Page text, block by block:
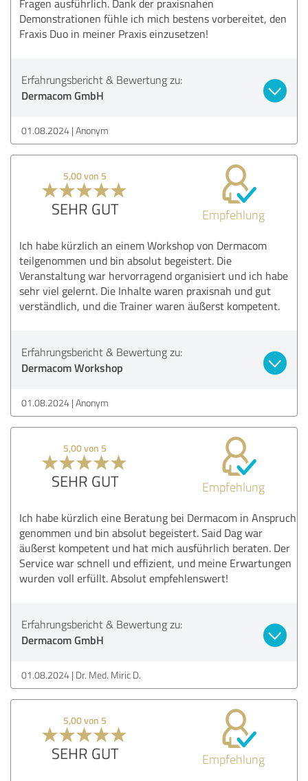
Fragen ausführlich. Dank der praxisnahen
Demonstrationen fühle ich mich bestens vorbereitet, den
Fraxis Duo in meiner Praxis einzusetzen!
Erfahrungsbericht & Bewertung zu:
Dermacom GmbH
01.08.2024 Anonym
5,00 von 5
SEHR GUT Empfehlung
Ich habe kürzlich an einem Workshop von Dermacom
teilgenommen und bin absolut begeistert. Die
Veranstaltung war hervorragend organisiert und ich habe
sehr viel gelernt. Die Inhalte waren praxisnah und gut
verständlich, und die Trainer waren äußerst kompetent.
Erfahrungsbericht & Bewertung zu:
Dermacom Workshop
01.08.2024 Anonym
5,00 von 5
SEHR GUT Empfehlung
Ich habe kürzlich eine Beratung bei Dermacom in Anspruch
genommen und bin absolut begeistert. Said Dag war
äußerst kompetent und hat mich ausführlich beraten. Der
Service war schnell und effizient, und meine Erwartungen
wurden voll erfüllt. Absolut empfehlenswert!
Erfahrungsbericht & Bewertung zu:
Dermacom GmbH
01.08.2024 Dr. Med. Miric D.
5,00 von 5
SEHR GUT Empfehlung